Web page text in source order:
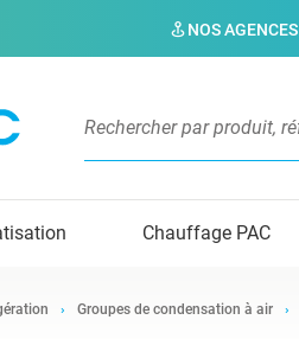
NOS AGENCES
Chauffage PAC
Groupes de condensation à air